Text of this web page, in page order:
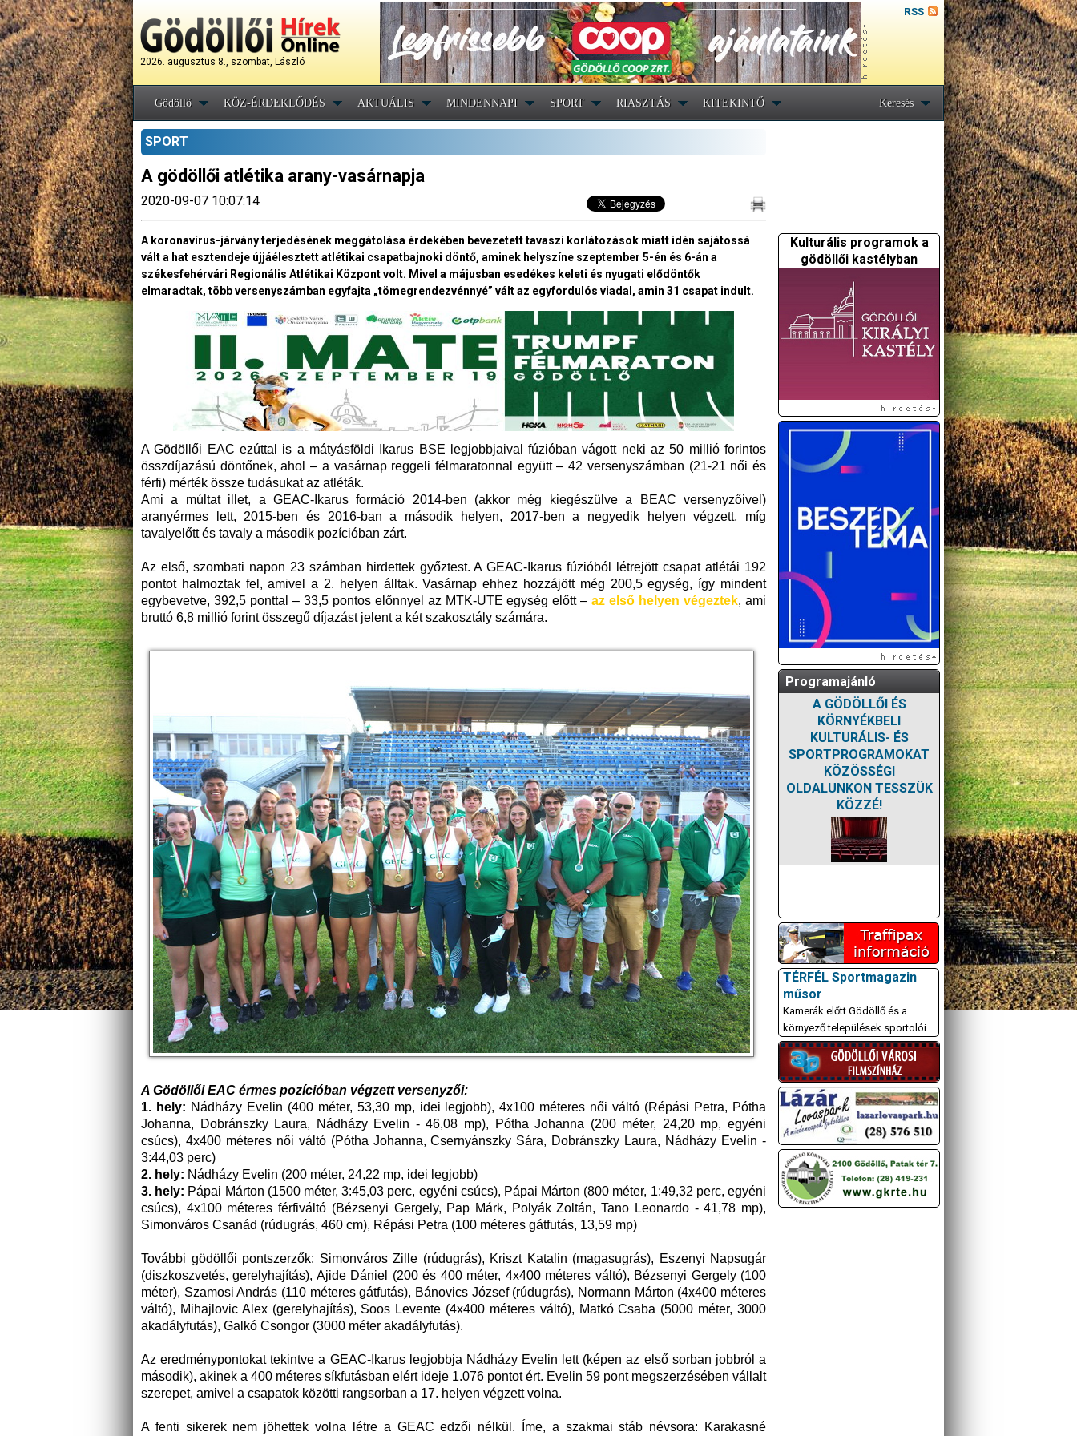
2026. augusztus 8., szombat, László
RSS
Gödöllő KÖZ-ÉRDEKLŐDÉS AKTUÁLIS MINDENNAPI SPORT RIASZTÁS KITEKINTŐ Keresés
SPORT
A gödöllői atlétika arany-vasárnapja
2020-09-07 10:07:14
A koronavírus-járvány terjedésének meggátolása érdekében bevezetett tavaszi korlátozások miatt idén sajátossá
vált a hat esztendeje újjáélesztett atlétikai csapatbajnoki döntő, aminek helyszíne szeptember 5-én és 6-án a
székesfehérvári Regionális Atlétikai Központ volt. Mivel a májusban esedékes keleti és nyugati elődöntők
elmaradtak, több versenyszámban egyfajta „tömegrendezvénnyé” vált az egyfordulós viadal, amin 31 csapat indult.
A Gödöllői EAC ezúttal is a mátyásföldi Ikarus BSE legjobbjaival fúzióban vágott neki az 50 millió forintos
összdíjazású döntőnek, ahol – a vasárnap reggeli félmaratonnal együtt – 42 versenyszámban (21-21 női és
férfi) mérték össze tudásukat az atléták.
Ami a múltat illet, a GEAC-Ikarus formáció 2014-ben (akkor még kiegészülve a BEAC versenyzőivel)
aranyérmes lett, 2015-ben és 2016-ban a második helyen, 2017-ben a negyedik helyen végzett, míg
tavalyelőtt és tavaly a második pozícióban zárt.
Az első, szombati napon 23 számban hirdettek győztest. A GEAC-Ikarus fúzióból létrejött csapat atlétái 192
pontot halmoztak fel, amivel a 2. helyen álltak. Vasárnap ehhez hozzájött még 200,5 egység, így mindent
egybevetve, 392,5 ponttal – 33,5 pontos előnnyel az MTK-UTE egység előtt –az első helyen végeztek, ami
bruttó 6,8 millió forint összegű díjazást jelent a két szakosztály számára.
A Gödöllői EAC érmes pozícióban végzett versenyzői:
1. hely: Nádházy Evelin (400 méter, 53,30 mp, idei legjobb), 4x100 méteres női váltó (Répási Petra, Pótha
Johanna, Dobránszky Laura, Nádházy Evelin - 46,08 mp), Pótha Johanna (200 méter, 24,20 mp, egyéni
csúcs), 4x400 méteres női váltó (Pótha Johanna, Csernyánszky Sára, Dobránszky Laura, Nádházy Evelin -
3:44,03 perc)
2. hely: Nádházy Evelin (200 méter, 24,22 mp, idei legjobb)
3. hely: Pápai Márton (1500 méter, 3:45,03 perc, egyéni csúcs), Pápai Márton (800 méter, 1:49,32 perc, egyéni
csúcs), 4x100 méteres férfiváltó (Bézsenyi Gergely, Pap Márk, Polyák Zoltán, Tano Leonardo - 41,78 mp),
Simonváros Csanád (rúdugrás, 460 cm), Répási Petra (100 méteres gátfutás, 13,59 mp)
További gödöllői pontszerzők: Simonváros Zille (rúdugrás), Kriszt Katalin (magasugrás), Eszenyi Napsugár
(diszkoszvetés, gerelyhajítás), Ajide Dániel (200 és 400 méter, 4x400 méteres váltó), Bézsenyi Gergely (100
méter), Szamosi András (110 méteres gátfutás), Bánovics József (rúdugrás), Normann Márton (4x400 méteres
váltó), Mihajlovic Alex (gerelyhajítás), Soos Levente (4x400 méteres váltó), Matkó Csaba (5000 méter, 3000
akadályfutás), Galkó Csongor (3000 méter akadályfutás).
Az eredménypontokat tekintve a GEAC-Ikarus legjobbja Nádházy Evelin lett (képen az első sorban jobbról a
második), akinek a 400 méteres síkfutásban elért ideje 1.076 pontot ért. Evelin 59 pont megszerzésében vállalt
szerepet, amivel a csapatok közötti rangsorban a 17. helyen végzett volna.
A fenti sikerek nem jöhettek volna létre a GEAC edzői nélkül. Íme, a szakmai stáb névsora: Karakasné
Kulturális programok a
gödöllői kastélyban
Programajánló
A GÖDÖLLŐI ÉS
KÖRNYÉKBELI
KULTURÁLIS- ÉS
SPORTPROGRAMOKAT
KÖZÖSSÉGI
OLDALUNKON TESSZÜK
KÖZZÉ!
TÉRFÉL Sportmagazin
műsor
Kamerák előtt Gödöllő és a
környező települések sportolói